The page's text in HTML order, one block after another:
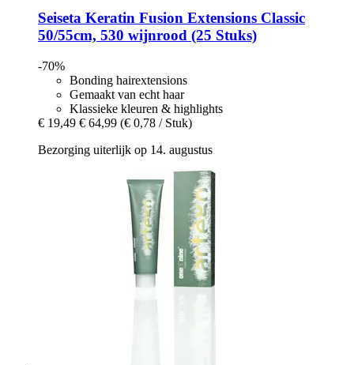
Seiseta Keratin Fusion Extensions Classic
50/55cm, 530 wijnrood (25 Stuks)
-70%
Bonding hairextensions
Gemaakt van echt haar
Klassieke kleuren & highlights
€ 19,49 € 64,99 (€ 0,78 / Stuk)
Bezorging uiterlijk op 14. augustus